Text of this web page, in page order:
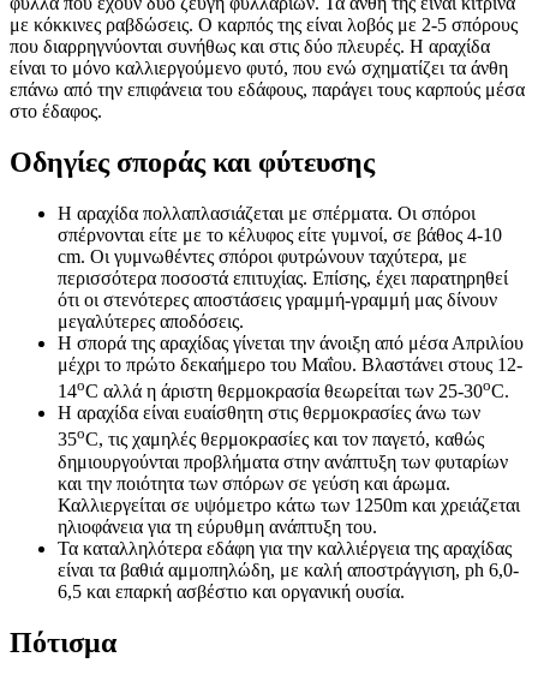
με κόκκινες ραβδώσεις. Ο καρπός της είναι λοβός με 2-5 σπόρους
που διαρρηγνύονται συνήθως και στις δύο πλευρές. Η αραχίδα
είναι το μόνο καλλιεργούμενο φυτό, που ενώ σχηματίζει τα άνθη
επάνω από την επιφάνεια του εδάφους, παράγει τους καρπούς μέσα
στο έδαφος.
Οδηγίες σποράς και φύτευσης
Η αραχίδα πολλαπλασιάζεται με σπέρματα. Οι σπόροι
σπέρνονται είτε με το κέλυφος είτε γυμνοί, σε βάθος 4-10
cm. Οι γυμνωθέντες σπόροι φυτρώνουν ταχύτερα, με
περισσότερα ποσοστά επιτυχίας. Επίσης, έχει παρατηρηθεί
ότι οι στενότερες αποστάσεις γραμμή-γραμμή μας δίνουν
μεγαλύτερες αποδόσεις.
Η σπορά της αραχίδας γίνεται την άνοιξη από μέσα Απριλίου
μέχρι το πρώτο δεκαήμερο του Μαΐου. Βλαστάνει στους 12-
14οC αλλά η άριστη θερμοκρασία θεωρείται των 25-30οC.
Η αραχίδα είναι ευαίσθητη στις θερμοκρασίες άνω των
35οC, τις χαμηλές θερμοκρασίες και τον παγετό, καθώς
δημιουργούνται προβλήματα στην ανάπτυξη των φυταρίων
και την ποιότητα των σπόρων σε γεύση και άρωμα.
Καλλιεργείται σε υψόμετρο κάτω των 1250m και χρειάζεται
ηλιοφάνεια για τη εύρυθμη ανάπτυξη του.
Τα καταλληλότερα εδάφη για την καλλιέργεια της αραχίδας
είναι τα βαθιά αμμοπηλώδη, με καλή αποστράγγιση, ph 6,0-
6,5 και επαρκή ασβέστιο και οργανική ουσία.
Πότισμα